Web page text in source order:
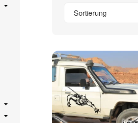
Sortierung